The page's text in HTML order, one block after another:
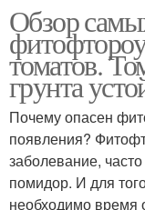
Обзор
томатов.
грунта
Почему опасен
появления?
заболевание,
помидор. И для
необходимо время